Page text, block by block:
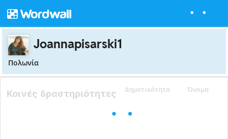
Joannapisarski1
Πολωνία
Δημοτικότητα Όνομα
Κοινές δραστηριότητες